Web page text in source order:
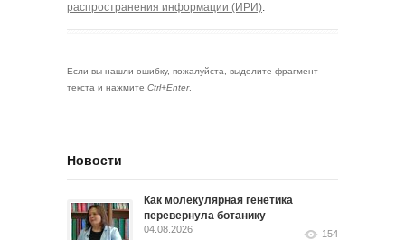
распространения информации (ИРИ).
Если вы нашли ошибку, пожалуйста, выделите фрагмент
текста и нажмите Ctrl+Enter.
Новости
Как молекулярная генетика
перевернула ботанику
04.08.2026 154